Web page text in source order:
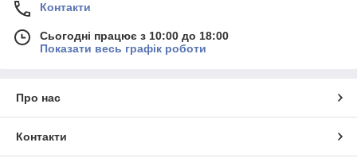
Контакти
Сьогодні працює з 10:00 до 18:00
Показати весь графік роботи
Про нас
Контакти